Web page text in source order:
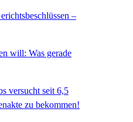
–
will: Was gerade
versucht seit 6,5
zu bekommen!